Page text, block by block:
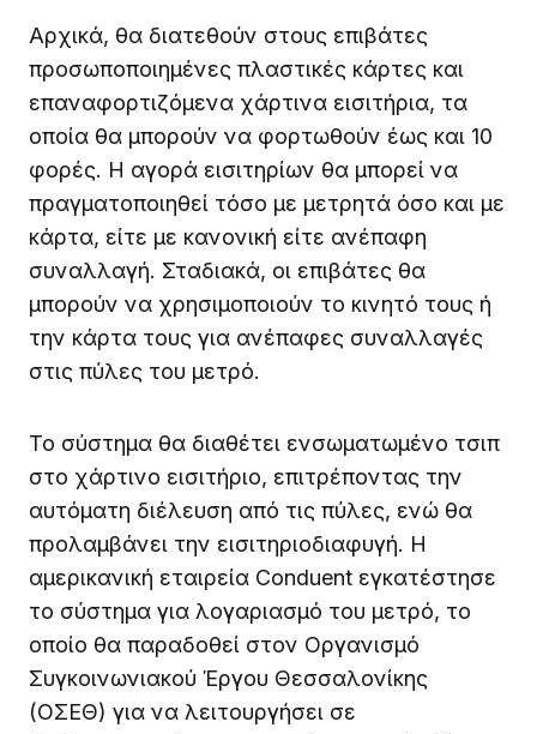
Αρχικά, θα διατεθούν στους επιβάτες
προσωποποιημένες πλαστικές κάρτες και
επαναφορτιζόμενα χάρτινα εισιτήρια, τα
οποία θα μπορούν να φορτωθούν έως και 10
φορές. Η αγορά εισιτηρίων θα μπορεί να
πραγματοποιηθεί τόσο με μετρητά όσο και με
κάρτα, είτε με κανονική είτε ανέπαφη
συναλλαγή. Σταδιακά, οι επιβάτες θα
μπορούν να χρησιμοποιούν το κινητό τους ή
την κάρτα τους για ανέπαφες συναλλαγές
στις πύλες του μετρό.
Το σύστημα θα διαθέτει ενσωματωμένο τσιπ
στο χάρτινο εισιτήριο, επιτρέποντας την
αυτόματη διέλευση από τις πύλες, ενώ θα
προλαμβάνει την εισιτηριοδιαφυγή. Η
αμερικανική εταιρεία Conduent εγκατέστησε
το σύστημα για λογαριασμό του μετρό, το
οποίο θα παραδοθεί στον Οργανισμό
Συγκοινωνιακού Έργου Θεσσαλονίκης
(ΟΣΕΘ) για να λειτουργήσει σε